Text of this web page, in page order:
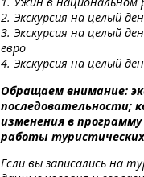
2. Экскурсия на целый
3. Экскурсия на целый
евро
4. Экскурсия на целый
Обращаем внимание:
последовательности;
изменения в
работы
Если вы записались на